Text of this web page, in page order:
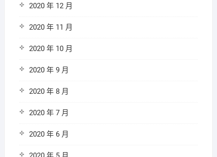
2020 年 12 月
2020 年 11 月
2020 年 10 月
2020 年 9 月
2020 年 8 月
2020 年 7 月
2020 年 6 月